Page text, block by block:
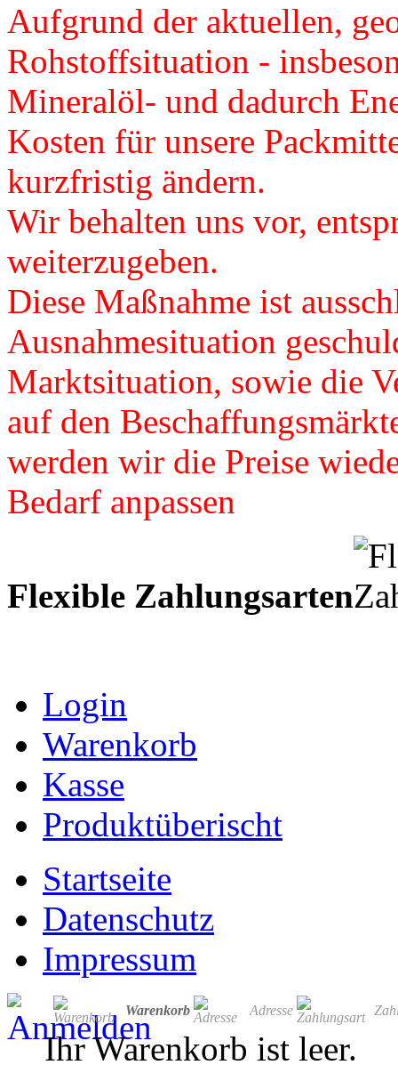
Aufgrund der aktuellen,
Rohstoffsituation -
Mineralöl- und dadurch
Kosten für unsere
kurzfristig ändern.
Wir behalten uns vor,
weiterzugeben.
Diese Maßnahme ist
Ausnahmesituation
Marktsituation, sowie die
auf den
werden wir die Preise
Bedarf anpassen
Flexible Zahlungsarten
Login
Warenkorb
Kasse
Produktüberischt
Startseite
Datenschutz
Impressum
Warenkorb Adresse
Ihr Warenkorb ist leer.